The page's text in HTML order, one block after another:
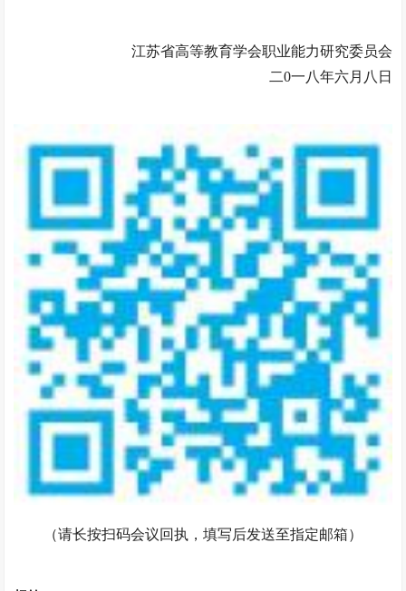
江苏省高等教育学会职业能力研究委员会
二0一八年六月八日
（请长按扫码会议回执，填写后发送至指定邮箱）